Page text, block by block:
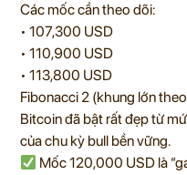
Các mốc cần theo dõi:
• 107,300 USD
• 110,900 USD
• 113,800 USD
Fibonacci 2 (khung lớn
Bitcoin đã bật rất đẹp từ
của chu kỳ bull bền vững.
Mốc 120,000 USD là